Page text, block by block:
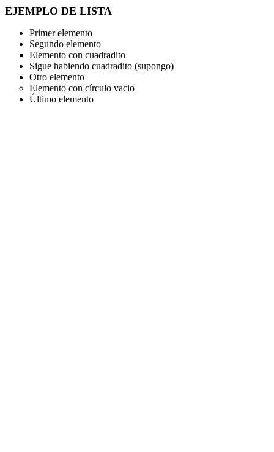
EJEMPLO DE LISTA
Primer elemento
Segundo elemento
Elemento con cuadradito
Sigue habiendo cuadradito (supongo)
Otro elemento
Elemento con círculo vacio
Último elemento